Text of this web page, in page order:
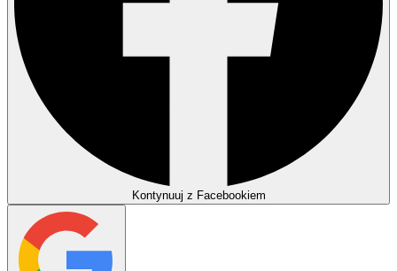
Kontynuuj z Facebookiem